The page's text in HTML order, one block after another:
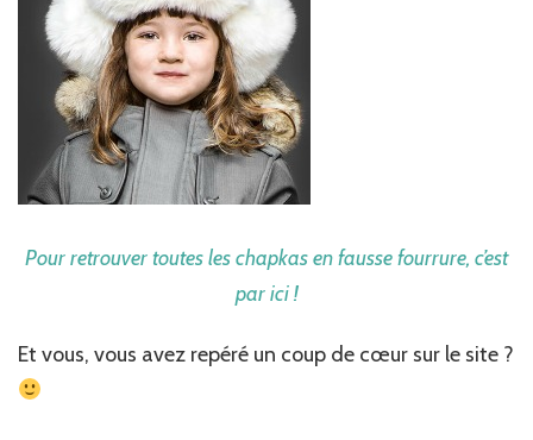
Pour retrouver toutes les chapkas en fausse fourrure, c’est
par ici !
Et vous, vous avez repéré un coup de cœur sur le site ?